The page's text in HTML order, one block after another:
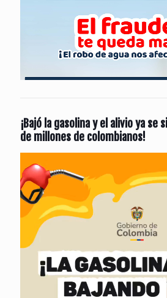
¡Bajó la gasolina y el alivio ya se
de millones de colombianos!
de
vídeo